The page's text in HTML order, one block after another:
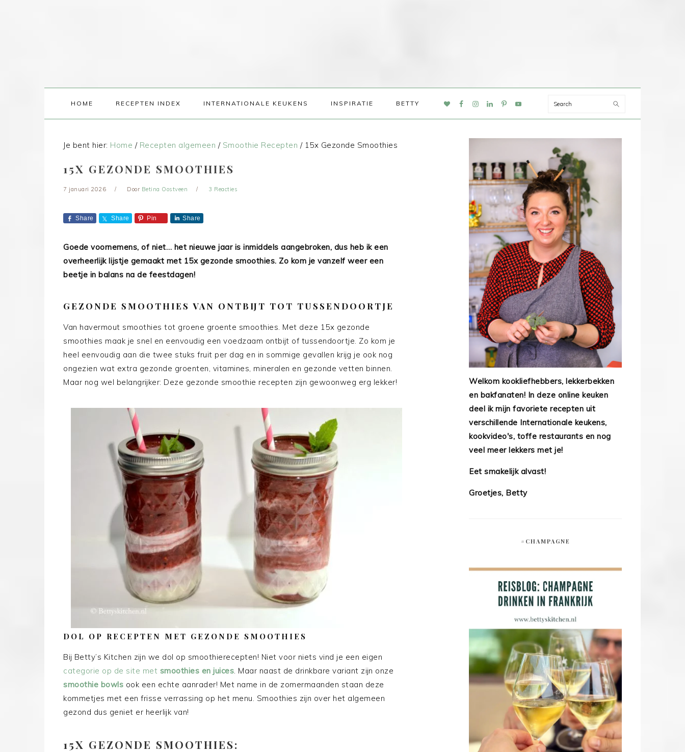
HOME RECEPTEN INDEX INTERNATIONALE KEUKENS INSPIRATIE BETTY
NAV
Search
Je bent hier: Home / Recepten algemeen / Smoothie Recepten /15x Gezonde Smoothies
15X GEZONDE SMOOTHIES
7 januari 2026 Door Betina Oostveen 3 Reacties
Share Share Pin Share
Goede voornemens, of niet… het nieuwe jaar is inmiddels aangebroken, dus heb ik een
overheerlijk lijstje gemaakt met 15x gezonde smoothies. Zo kom je vanzelf weer een
beetje in balans na de feestdagen!
GEZONDE SMOOTHIES VAN ONTBIJT TOT TUSSENDOORTJE
Van havermout smoothies tot groene groente smoothies. Met deze 15x gezonde
smoothies maak je snel en eenvoudig een voedzaam ontbijt of tussendoortje. Zo kom je
heel eenvoudig aan die twee stuks fruit per dag en in sommige gevallen krijg je ook nog
ongezien wat extra gezonde groenten, vitamines, mineralen en gezonde vetten binnen.
Maar nog wel belangrijker: Deze gezonde smoothie recepten zijn gewoonweg erg lekker!
DOL OP RECEPTEN MET GEZONDE SMOOTHIES
Bij Betty’s Kitchen zijn we dol op smoothierecepten! Niet voor niets vind je een eigen
categorie op de site met smoothies en juices. Maar naast de drinkbare variant zijn onze
smoothie bowls ook een echte aanrader! Met name in de zomermaanden staan deze
kommetjes met een frisse verrassing op het menu. Smoothies zijn over het algemeen
gezond dus geniet er heerlijk van!
15X GEZONDE SMOOTHIES:
Welkom kookliefhebbers, lekkerbekken
en bakfanaten! In deze online keuken
deel ik mijn favoriete recepten uit
verschillende Internationale keukens,
kookvideo's, toffe restaurants en nog
veel meer lekkers met je!
Eet smakelijk alvast!
Groetjes, Betty
#CHAMPAGNE